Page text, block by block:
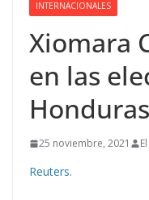
INTERNACIONALES
Xiomara
en las
Honduras
25 noviembre, 2021
Reuters.